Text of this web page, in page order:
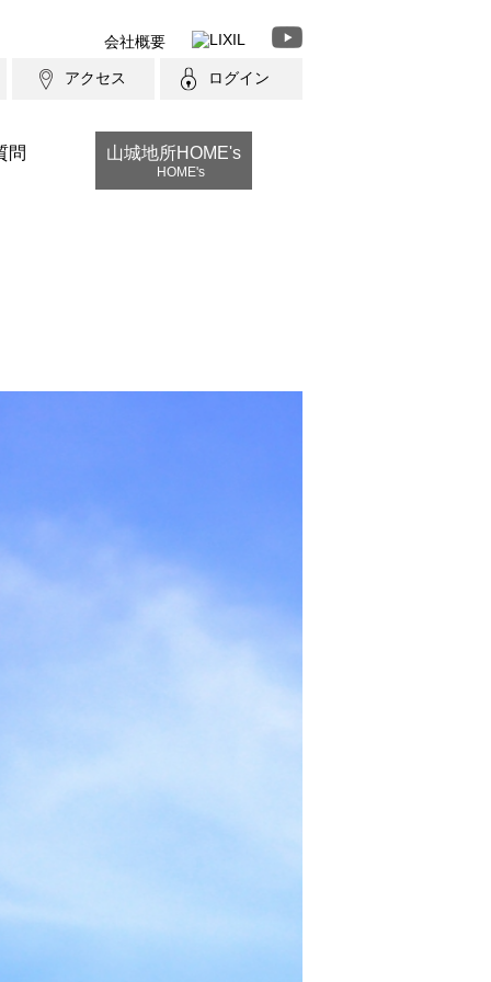
会社概要
アクセス ログイン
問 山城地所HOME's
HOME's